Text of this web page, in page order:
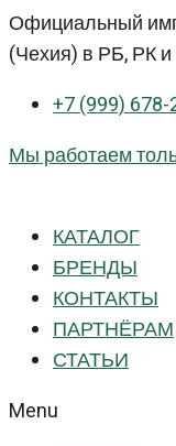
Перейти
к
Официальный
(Чехия) в РБ, РК
+7 (999)
Мы работаем
КАТАЛОГ
БРЕНДЫ
КОНТАКТЫ
ПАРТНЁРАМ
СТАТЬИ
Menu